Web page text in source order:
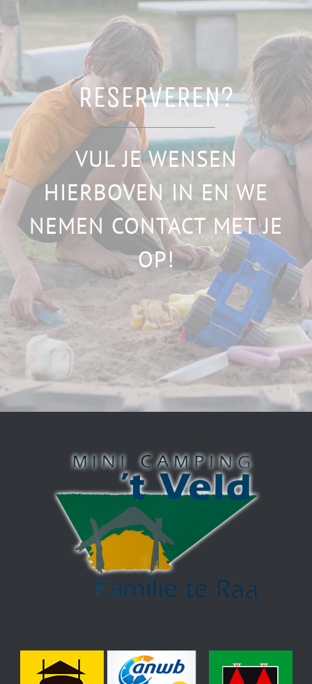
RESERVEREN?
VUL JE WENSEN
HIERBOVEN IN EN WE
NEMEN CONTACT MET JE
OP!